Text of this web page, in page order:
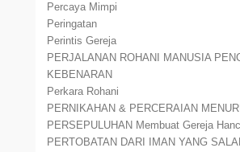
Percaya Mimpi
Peringatan
Perintis Gereja
PERJALANAN ROHANI MANUSIA
KEBENARAN
Perkara Rohani
PERNIKAHAN & PERCERAIAN
PERSEPULUHAN Membuat Gereja
PERTOBATAN DARI IMAN YANG